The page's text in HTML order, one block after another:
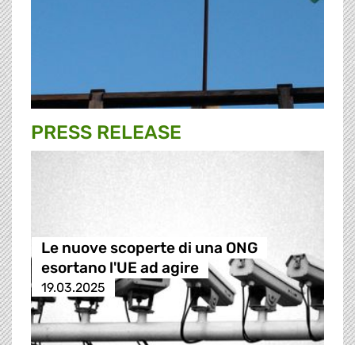
PRESS RELEASE
Le nuove scoperte di una ONG
esortano l'UE ad agire
19.03.2025